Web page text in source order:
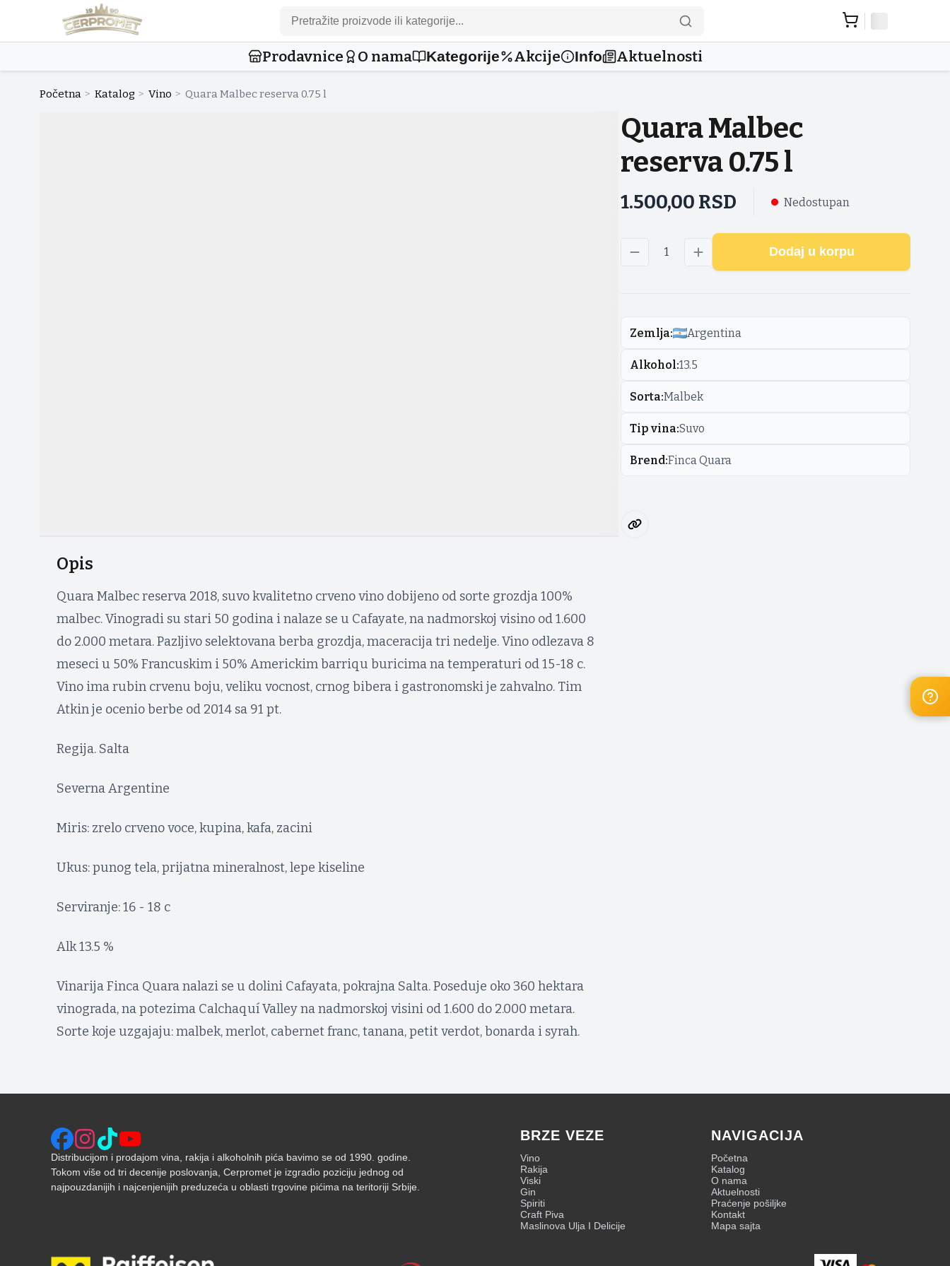
Prodavnice O nama Kategorije Akcije Info Aktuelnosti
Početna > Katalog > Vino > Quara Malbec reserva 0.75 l
Opis
Quara Malbec reserva 2018, suvo kvalitetno crveno vino dobijeno od sorte grozdja 100%
malbec. Vinogradi su stari 50 godina i nalaze se u Cafayate, na nadmorskoj visino od 1.600
do 2.000 metara. Pazljivo selektovana berba grozdja, maceracija tri nedelje. Vino odlezava 8
meseci u 50% Francuskim i 50% Americkim barriqu buricima na temperaturi od 15-18 c.
Vino ima rubin crvenu boju, veliku vocnost, crnog bibera i gastronomski je zahvalno. Tim
Atkin je ocenio berbe od 2014 sa 91 pt.
Regija. Salta
Severna Argentine
Miris: zrelo crveno voce, kupina, kafa, zacini
Ukus: punog tela, prijatna mineralnost, lepe kiseline
Serviranje: 16 - 18 c
Alk 13.5 %
Vinarija Finca Quara nalazi se u dolini Cafayata, pokrajna Salta. Poseduje oko 360 hektara
vinograda, na potezima Calchaquí Valley na nadmorskoj visini od 1.600 do 2.000 metara.
Sorte koje uzgajaju: malbek, merlot, cabernet franc, tanana, petit verdot, bonarda i syrah.
Quara Malbec
reserva 0.75 l
1.500,00 RSD Nedostupan
1 Dodaj u korpu
Zemlja: Argentina
Alkohol:13.5
Sorta:Malbek
Tip vina:Suvo
Brend:Finca Quara
Distribucijom i prodajom vina, rakija i alkoholnih pića bavimo se od 1990. godine.
Tokom više od tri decenije poslovanja, Cerpromet je izgradio poziciju jednog od
najpouzdanijih i najcenjenijih preduzeća u oblasti trgovine pićima na teritoriji Srbije.
BRZE VEZE
Vino
Rakija
Viski
Gin
Spiriti
Craft Piva
Maslinova Ulja I Delicije
NAVIGACIJA
Početna
Katalog
O nama
Aktuelnosti
Praćenje pošiljke
Kontakt
Mapa sajta